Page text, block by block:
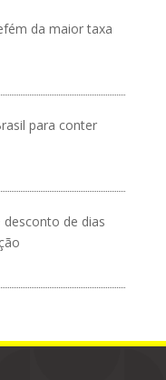
da maior taxa
para conter
de dias